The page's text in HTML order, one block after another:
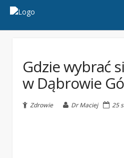
Gdzie wybrać
w Dąbrowie
Zdrowie Dr Maciej 25